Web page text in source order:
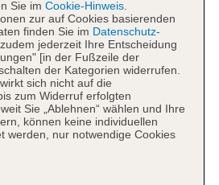
Hotel
Unterkunft
Sie im Cookie-Hinweis.
zur auf Cookies basierenden
finden Sie im Datenschutz-
jederzeit Ihre Entscheidung
[in der Fußzeile der
der Kategorien widerrufen.
sich nicht auf die
zum Widerruf erfolgten
Sie „Ablehnen“ wählen und Ihre
können keine individuellen
werden, nur notwendige Cookies